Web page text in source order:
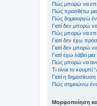
Πώς μπορώ να
Πώς προσθέτω
Πώς δημιουργώ
Γιατί δεν μπορώ
Πώς μπορώ να
Γιατί δεν έχω
Γιατί δεν μπορώ
Γιατί έχω λάβει
Πώς μπορώ να
Τι είναι το
Γιατί η δημοσίευση
Πώς σημειώνω
Μορφοποίηση